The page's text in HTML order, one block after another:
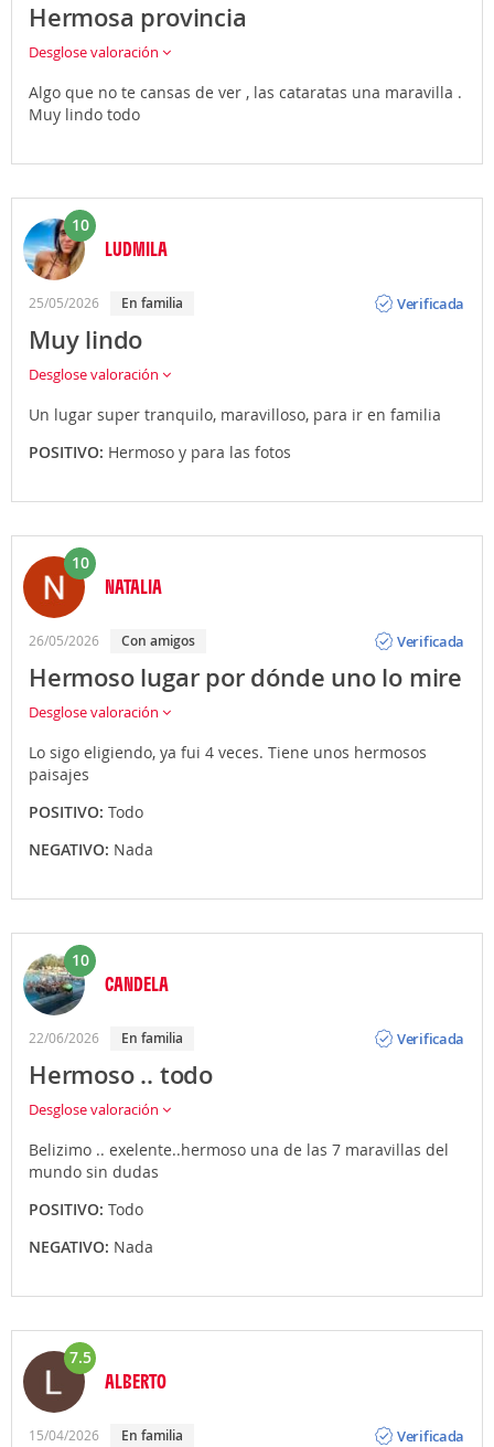
Hermosa provincia
Desglose valoración
Algo que no te cansas de ver , las cataratas una maravilla .
Muy lindo todo
10
LUDMILA
25/05/2026 En familia
Verificada
Muy lindo
Desglose valoración
Un lugar super tranquilo, maravilloso, para ir en familia
POSITIVO: Hermoso y para las fotos
10
NATALIA
26/05/2026 Con amigos
Verificada
Hermoso lugar por dónde uno lo mire
Desglose valoración
Lo sigo eligiendo, ya fui 4 veces. Tiene unos hermosos
paisajes
POSITIVO: Todo
NEGATIVO: Nada
10
CANDELA
22/06/2026 En familia
Verificada
Hermoso .. todo
Desglose valoración
Belizimo .. exelente..hermoso una de las 7 maravillas del
mundo sin dudas
POSITIVO: Todo
NEGATIVO: Nada
7.5
ALBERTO
15/04/2026 En familia
Verificada